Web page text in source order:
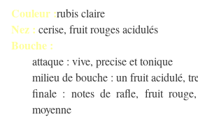
Couleur :rubis claire
Nez : cerise, fruit rouges acidulés
Bouche :
attaque : vive, precise et tonique
milieu de bouche : un fruit acidulé,
finale : notes de rafle, fruit
moyenne